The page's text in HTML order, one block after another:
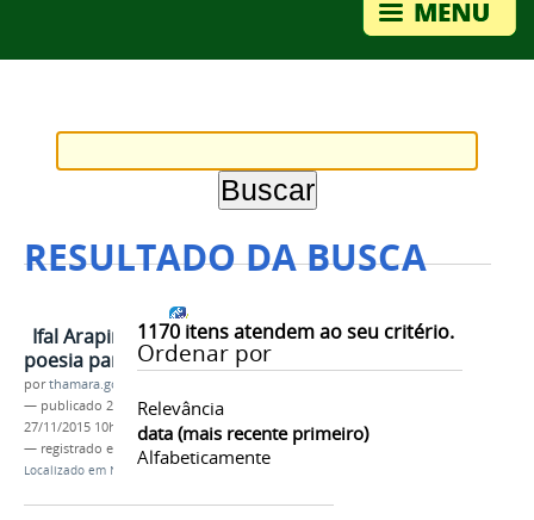
RESULTADO DA BUSCA
1170itens atendem ao seu critério.
Ordenar por
Relevância
data (mais recente primeiro)
Alfabeticamente
Ifal Arapiraca leva música e
poesia para a Bienal
porthamara.gonzaga
— publicado 27/11/2015—última modificação
27/11/2015 10h07
— registrado em:
Mais Aluno
Localizado em Notícias